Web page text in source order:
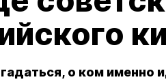
о ком именно